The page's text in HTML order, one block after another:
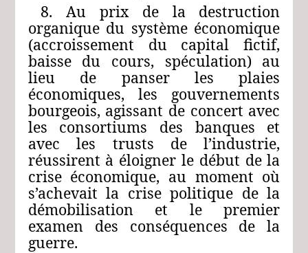
8. Au prix de la destruction
organique du système économique
(accroissement du capital fictif,
baisse du cours, spéculation) au
lieu de panser les plaies
économiques, les gouvernements
bourgeois, agissant de concert avec
les consortiums des banques et
avec les trusts de l’industrie,
réussirent à éloigner le début de la
crise économique, au moment où
s’achevait la crise politique de la
démobilisation et le premier
examen des conséquences de la
guerre.